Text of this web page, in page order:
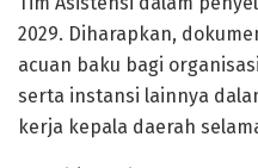
2029. Diharapkan,
acuan baku bagi
serta instansi lainnya
kerja kepala daerah